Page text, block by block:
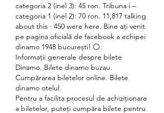
categoria 2 (inel 3): 45 ron. Tribuna i –
categoria 1 (inel 2): 70 ron. 11,817 talking
about this · 450 were here. Bine ați venit
pe pagina oficială de facebook a echipei
dinamo 1948 bucurești! ⚪.
Informații generale despre bilete
Dinamo. Bilete dinamo buzau.
Cumpărarea biletelor online. Bilete
dinamo otelul.
Pentru a facilita procesul de achiziționare
a biletelor, puteți cumpăra bilete pentru